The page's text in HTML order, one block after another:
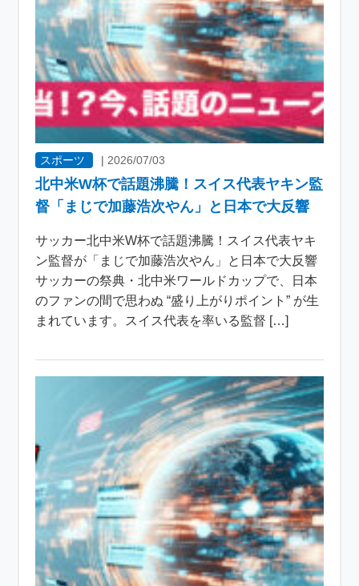
スポーツ |2026/07/03
北中米W杯で話題沸騰！スイス代表ヤキン監
督「まじで加藤浩次やん」と日本で大反響
サッカー北中米W杯で話題沸騰！スイス代表ヤキ
ン監督が「まじで加藤浩次やん」と日本で大反響
サッカーの祭典・北中米ワールドカップで、日本
のファンの間で思わぬ “盛り上がりポイント” が生
まれています。スイス代表を率いる監督 […]